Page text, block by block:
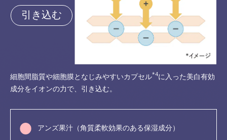
引き込む
細胞間脂質や細胞膜となじみやすいカプセル*4に入った美白有効
成分をイオンの力で、引き込む。
アンズ果汁（角質柔軟効果のある保湿成分）